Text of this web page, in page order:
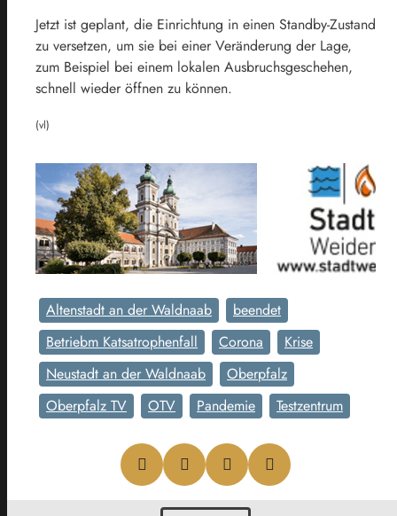
Jetzt ist geplant, die Einrichtung in einen Standby-Zustand
zu versetzen, um sie bei einer Veränderung der Lage,
zum Beispiel bei einem lokalen Ausbruchsgeschehen,
schnell wieder öffnen zu können.
(vl)
Altenstadt an der Waldnaab
beendet
Betriebm Katsatrophenfall
Corona
Krise
Neustadt an der Waldnaab
Oberpfalz
Oberpfalz TV
OTV Pandemie Testzentrum